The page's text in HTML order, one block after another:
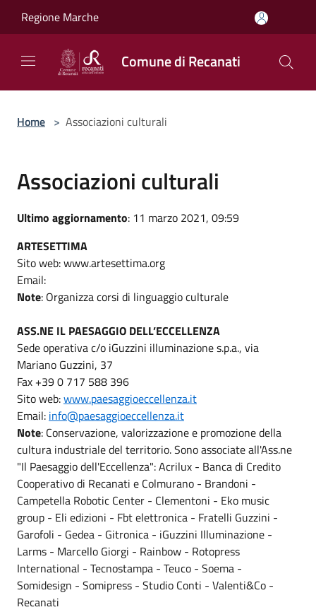
Regione Marche
Comune di Recanati
Home > Associazioni culturali
Associazioni culturali
Ultimo aggiornamento: 11 marzo 2021, 09:59
ARTESETTIMA
Sito web: www.artesettima.org
Email:
Note: Organizza corsi di linguaggio culturale
ASS.NE IL PAESAGGIO DELL’ECCELLENZA
Sede operativa c/o iGuzzini illuminazione s.p.a., via
Mariano Guzzini, 37
Fax +39 0 717 588 396
Sito web:www.paesaggioeccellenza.it
Email: info@paesaggioeccellenza.it
Note: Conservazione, valorizzazione e promozione della
cultura industriale del territorio. Sono associate all'Ass.ne
"Il Paesaggio dell'Eccellenza": Acrilux - Banca di Credito
Cooperativo di Recanati e Colmurano - Brandoni -
Campetella Robotic Center - Clementoni - Eko music
group - Eli edizioni - Fbt elettronica - Fratelli Guzzini -
Garofoli - Gedea - Gitronica - iGuzzini Illuminazione -
Larms - Marcello Giorgi - Rainbow - Rotopress
International - Tecnostampa - Teuco - Soema -
Somidesign - Somipress - Studio Conti - Valenti&Co -
Recanati